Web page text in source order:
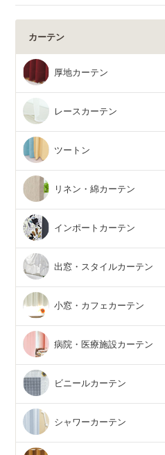
カーテン
厚地カーテン
レースカーテン
ツートン
リネン・綿カーテン
インポートカーテン
出窓・スタイルカーテン
小窓・カフェカーテン
病院・医療施設カーテン
ビニールカーテン
シャワーカーテン